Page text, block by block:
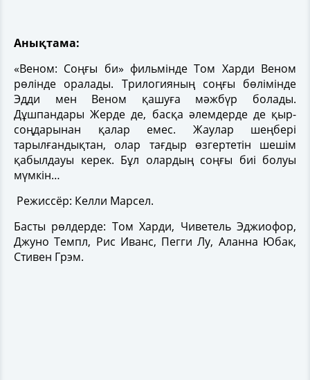
Анықтама:
«Веном: Соңғы би» фильмінде Том Харди Веном
рөлінде оралады. Трилогияның соңғы бөлімінде
Эдди мен Веном қашуға мәжбүр болады.
Дұшпандары Жерде де, басқа әлемдерде де қыр-
соңдарынан қалар емес. Жаулар шеңбері
тарылғандықтан, олар тағдыр өзгертетін шешім
қабылдауы керек. Бұл олардың соңғы биі болуы
мүмкін…
Режиссёр: Келли Марсел.
Басты рөлдерде: Том Харди, Чиветель Эджиофор,
Джуно Темпл, Рис Иванс, Пегги Лу, Аланна Юбак,
Стивен Грэм.